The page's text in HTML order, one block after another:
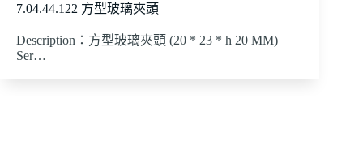
7.04.44.122 方型玻璃夾頭
Description：方型玻璃夾頭 (20 * 23 * h 20 MM)
Ser…